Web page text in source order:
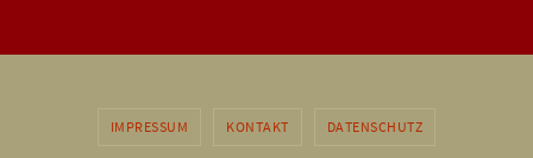
IMPRESSUM KONTAKT DATENSCHUTZ